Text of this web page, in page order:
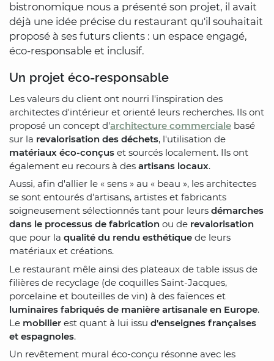
bistronomique nous a présenté son projet, il avait
déjà une idée précise du restaurant qu'il souhaitait
proposé à ses futurs clients : un espace engagé,
éco-responsable et inclusif.
Un projet éco-responsable
Les valeurs du client ont nourri l'inspiration des
architectes d'intérieur et orienté leurs recherches. Ils ont
proposé un concept d'architecture commerciale basé
sur la revalorisation des déchets, l'utilisation de
matériaux éco-conçus et sourcés localement. Ils ont
également eu recours à des artisans locaux.
Aussi, afin d'allier le « sens » au « beau », les architectes
se sont entourés d'artisans, artistes et fabricants
soigneusement sélectionnés tant pour leurs démarches
dans le processus de fabrication ou de revalorisation
que pour la qualité du rendu esthétique de leurs
matériaux et créations.
Le restaurant mêle ainsi des plateaux de table issus de
filières de recyclage (de coquilles Saint-Jacques,
porcelaine et bouteilles de vin) à des faïences et
luminaires fabriqués de manière artisanale en Europe.
Le mobilier est quant à lui issu d'enseignes françaises
et espagnoles.
Un revêtement mural éco-conçu résonne avec les